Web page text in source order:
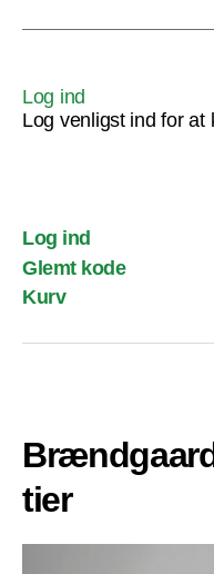
Log ind
Log venligst ind for at
Log ind
Glemt kode
Kurv
tier